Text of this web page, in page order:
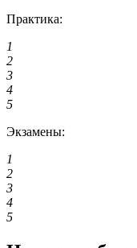
Практика:
1
2
3
4
5
Экзамены:
1
2
3
4
5